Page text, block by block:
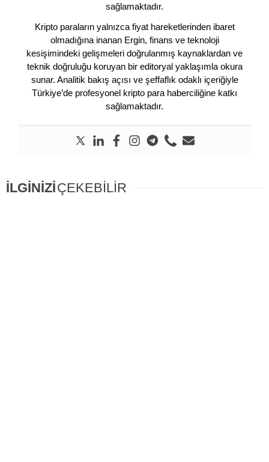
sağlamaktadır.
Kripto paraların yalnızca fiyat hareketlerinden ibaret
olmadığına inanan Ergin, finans ve teknoloji
kesişimindeki gelişmeleri doğrulanmış kaynaklardan ve
teknik doğruluğu koruyan bir editoryal yaklaşımla okura
sunar. Analitik bakış açısı ve şeffaflık odaklı içeriğiyle
Türkiye’de profesyonel kripto para haberciliğine katkı
sağlamaktadır.
İLGİNİZİÇEKEBİLİR